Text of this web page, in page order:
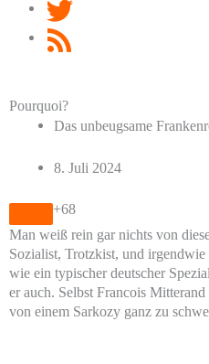
Pourquoi?
Das unbeugsame
8. Juli 2024
+68
Man weiß rein gar nichts von
Sozialist, Trotzkist, und
wie ein typischer deutscher
er auch. Selbst Francois
von einem Sarkozy ganz zu